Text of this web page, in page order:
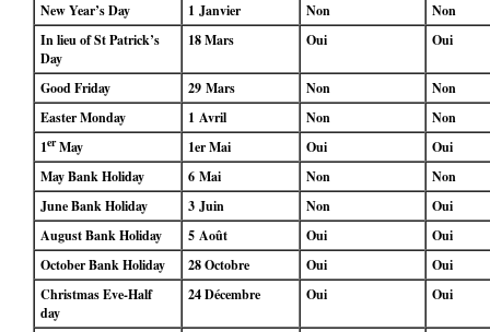
New Year’s Day
1 Janvier Non
Non
In lieu of St Patrick’s
Day
18 Mars Oui Oui
Good Friday 29 Mars Non
Non
Easter Monday
1 Avril Non
Non
1erMay 1er Mai Oui
Oui
May Bank Holiday
6 Mai Non
Non
June Bank Holiday
3 Juin Non
Oui
August Bank Holiday
5 Août Oui
Oui
October Bank Holiday
28 Octobre Oui
Oui
Christmas Eve-Half
day
24 Décembre Oui Oui